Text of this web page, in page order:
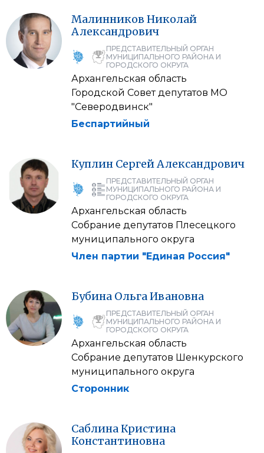
Малинников Николай
Александрович
ПРЕДСТАВИТЕЛЬНЫЙ ОРГАН
МУНИЦИПАЛЬНОГО РАЙОНА И
ГОРОДСКОГО ОКРУГА
Архангельская область
Городской Совет депутатов МО
"Северодвинск"
Беспартийный
Куплин СергейАлександрович
ПРЕДСТАВИТЕЛЬНЫЙ ОРГАН
МУНИЦИПАЛЬНОГО РАЙОНА И
ГОРОДСКОГО ОКРУГА
Архангельская область
Собрание депутатов Плесецкого
муниципального округа
Член партии "Единая Россия"
Бубина ОльгаИвановна
ПРЕДСТАВИТЕЛЬНЫЙ ОРГАН
МУНИЦИПАЛЬНОГО РАЙОНА И
ГОРОДСКОГО ОКРУГА
Архангельская область
Собрание депутатов Шенкурского
муниципального округа
Сторонник
Саблина Кристина
Константиновна